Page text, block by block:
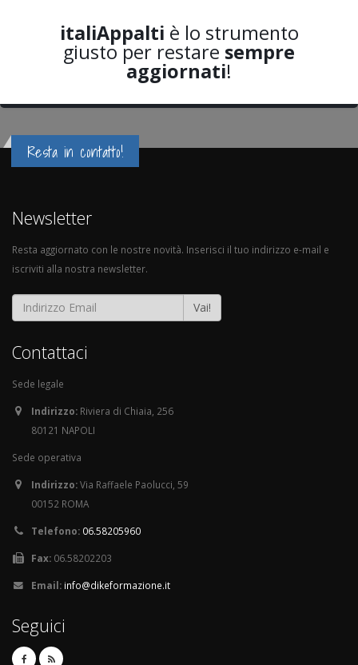
italiAppalti è lo strumento
giusto per restare sempre
aggiornati!
Resta in contatto!
Newsletter
Resta aggiornato con le nostre novità. Inserisci il tuo indirizzo e-mail e
iscriviti alla nostra newsletter.
Vai!
Contattaci
Sede legale
Indirizzo: Riviera di Chiaia, 256
80121 NAPOLI
Sede operativa
Indirizzo:Via Raffaele Paolucci, 59
00152 ROMA
Telefono: 06.58205960
Fax: 06.58202203
Email: info@dikeformazione.it
Seguici